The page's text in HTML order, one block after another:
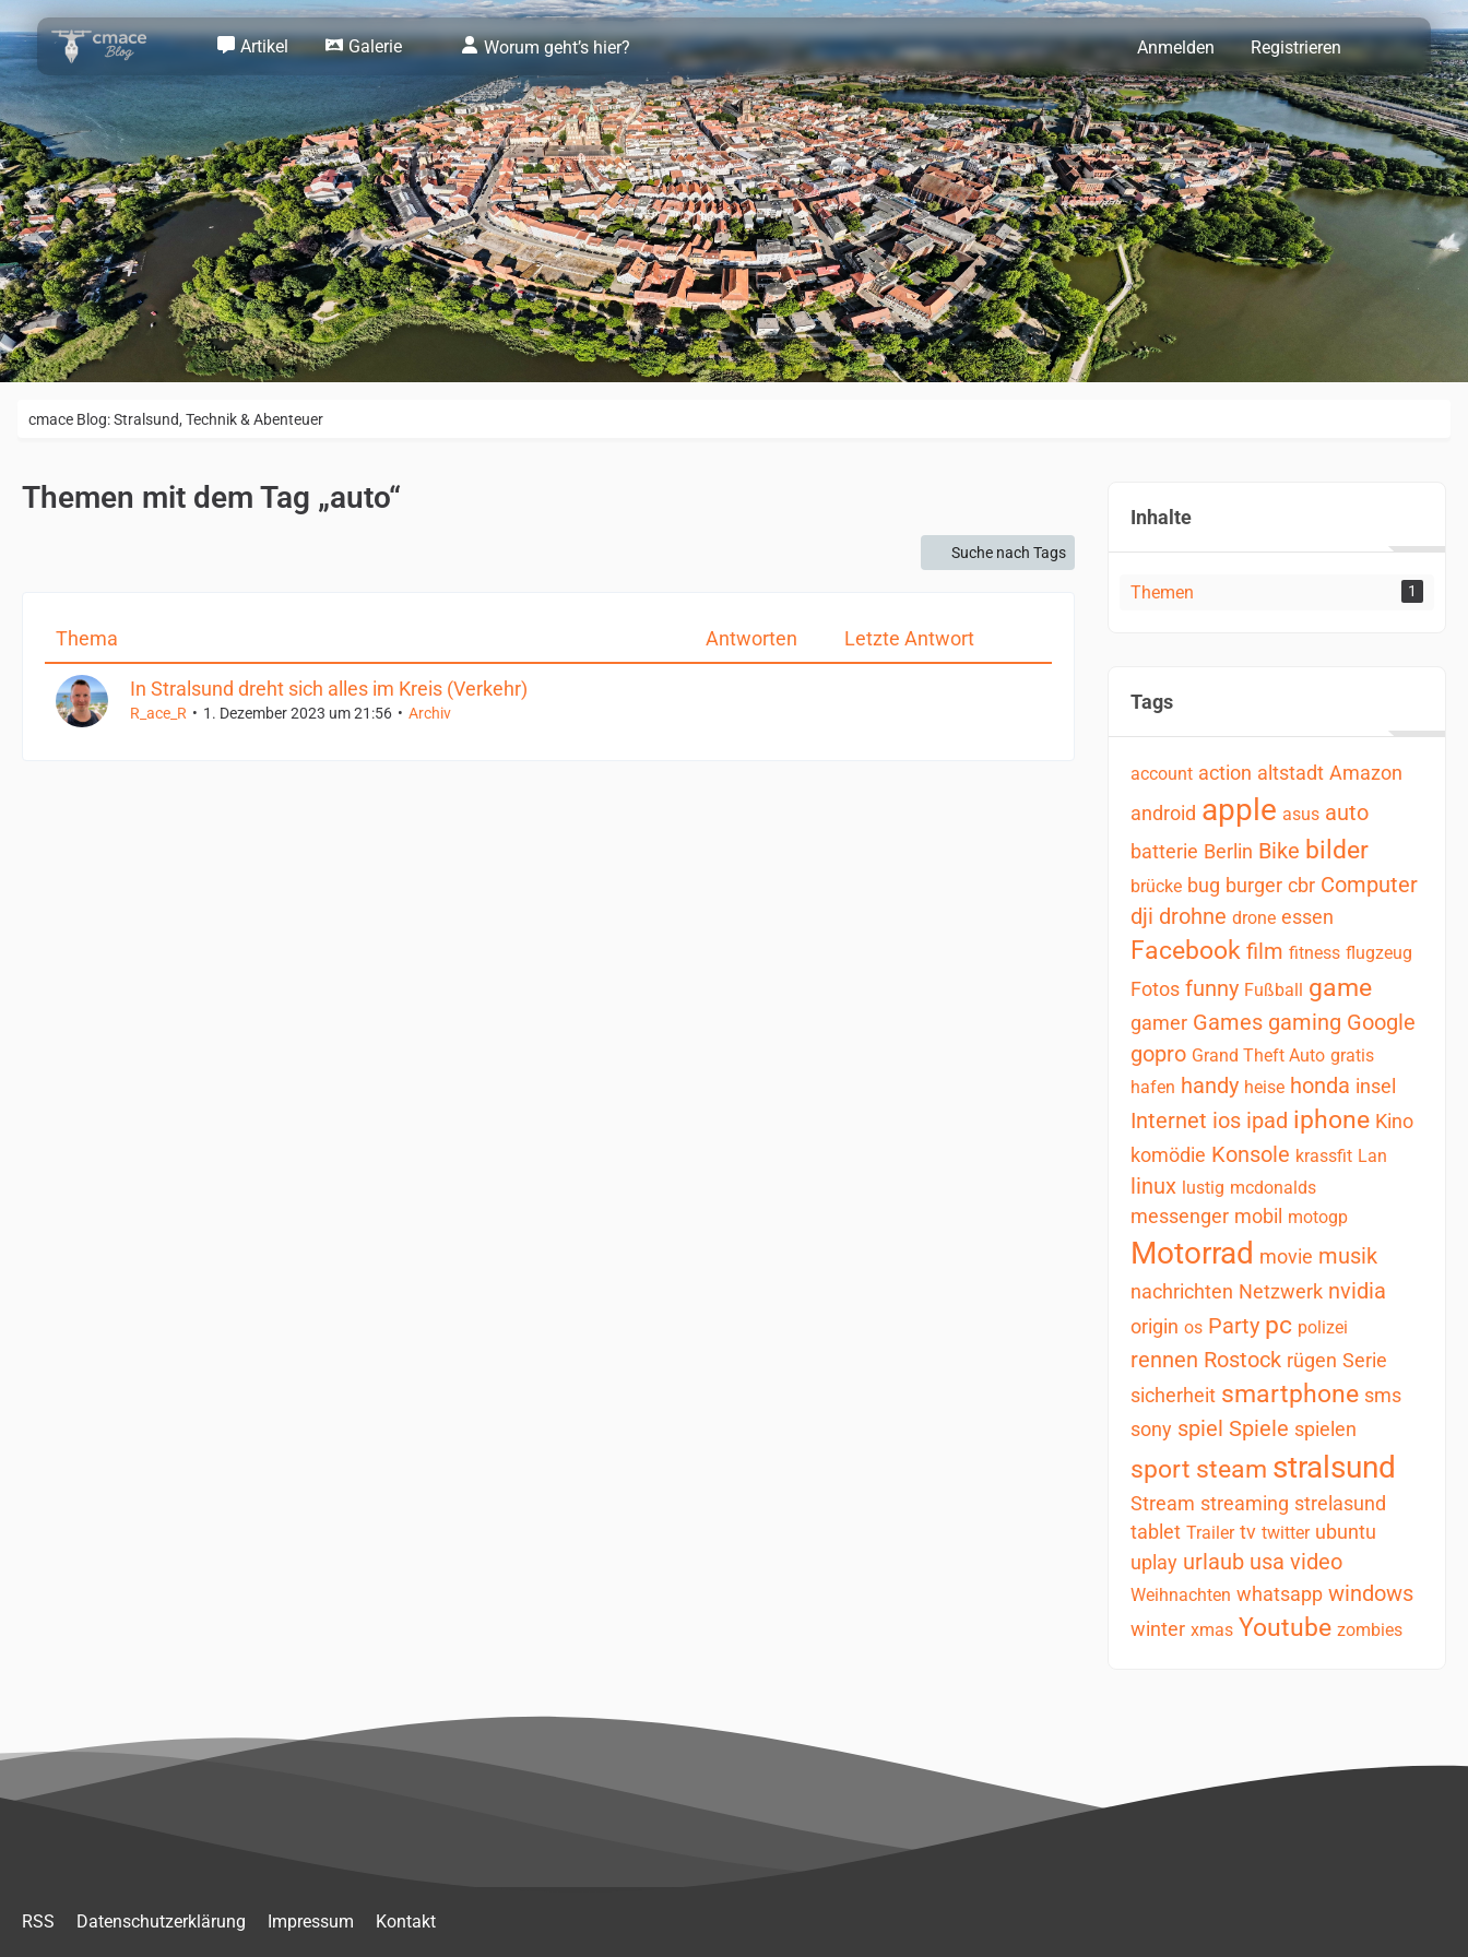
Artikel Galerie Worum geht’s hier? Anmelden Registrieren
cmace Blog: Stralsund, Technik & Abenteuer
Themen mit dem Tag „auto“
Suche nach Tags
Thema Antworten Letzte Antwort
In Stralsund dreht sich alles im Kreis (Verkehr)
R_ace_R 1. Dezember 2023 um 21:56 Archiv
Inhalte
Themen 1
Tags
account action altstadt Amazon
android apple asus auto
batterie Berlin Bike bilder
brücke bug burger cbr Computer
dji drohne drone essen
Facebook film fitness flugzeug
Fotos funny Fußball game
gamer Games gaming Google
gopro Grand Theft Auto gratis
hafen handy heise honda insel
Internet ios ipad iphone Kino
komödie Konsole krassfit Lan
linux lustig mcdonalds
messenger mobil motogp
Motorrad movie musik
nachrichten Netzwerk nvidia
origin os Party pc polizei
rennen Rostock rügen Serie
sicherheit smartphone sms
sony spiel Spiele spielen
sport steam stralsund
Stream streaming strelasund
tablet Trailer tv twitter ubuntu
uplay urlaub usa video
Weihnachten whatsapp windows
winter xmas Youtube zombies
RSS Datenschutzerklärung Impressum Kontakt